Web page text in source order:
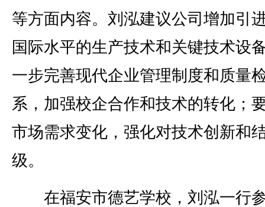
等方面内容。刘泓建议公司增加引
国际水平的生产技术和关键技术设
一步完善现代企业管理制度和质量
系，加强校企合作和技术的转化；
市场需求变化，强化对技术创新和
级。
在福安市德艺学校，刘泓一行